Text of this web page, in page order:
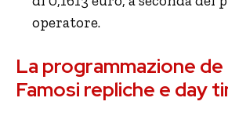
operatore.
La programmazione de
Famosi repliche e day